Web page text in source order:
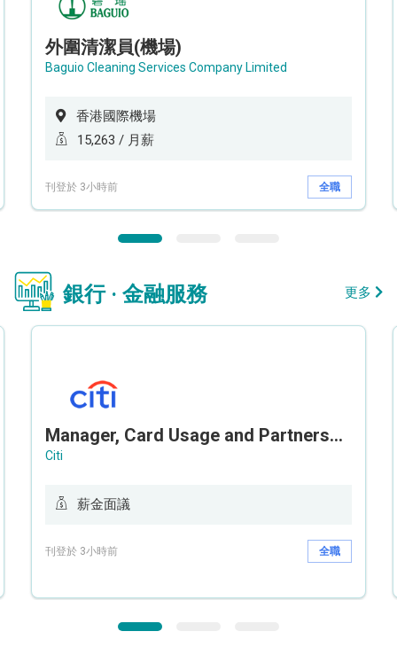
外圍清潔員(機場)
Baguio Cleaning Services Company Limited
香港國際機場
15,263 / 月薪
刊登於 3小時前 全職
銀行 · 金融服務 更多
Manager, Card Usage and Partnership
Citi
薪金面議
刊登於 3小時前 全職